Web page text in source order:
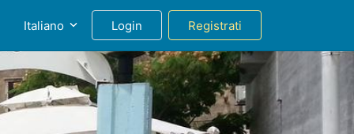
Italiano Login Registrati